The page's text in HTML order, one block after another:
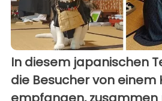
In diesem japanischen
die Besucher von